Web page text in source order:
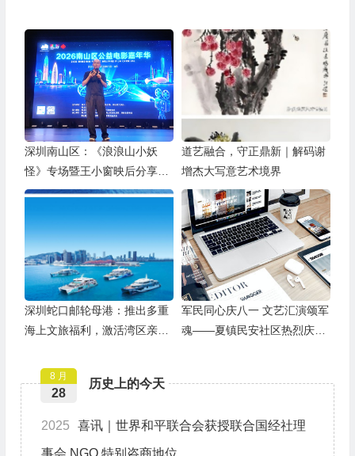
深圳南山区：《浪浪山小妖
怪》专场暨王小窗映后分享会
举办
道艺融合，守正鼎新｜解码谢
增杰大写意艺术境界
深圳蛇口邮轮母港：推出多重
海上文旅福利，激活湾区亲子
军民同心庆八一 文艺汇演颂军
魂——夏镇民安社区热烈庆祝
历史上的今天
8 月
28
2025 喜讯｜世界和平联合会获授联合国经社理
事会 NGO 特别咨商地位